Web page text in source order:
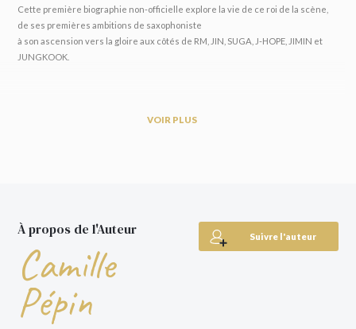
Cette première biographie non-officielle explore la vie de ce roi de la scène,
de ses premières ambitions de saxophoniste
à son ascension vers la gloire aux côtés de RM, JIN, SUGA, J-HOPE, JIMIN et
JUNGKOOK.
Que Taehyung soit votre bias, ou tout simplement que vous souhaitiez en
savoir plus sur les membres de ce groupe qui a conquis le monde, ce livre est
fait pour vous !
VOIR PLUS
Suivre l'auteur
À propos de l'Auteur
Camille
Pépin